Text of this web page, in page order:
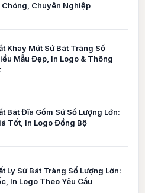
Chuyên Nghiệp
Khay Mứt Sứ Bát Tràng Số
Mẫu Đẹp, In Logo & Thông
Bát Đĩa Gốm Sứ Số Lượng Lớn:
Tốt, In Logo Đồng Bộ
Ly Sứ Bát Tràng Số Lượng Lớn:
In Logo Theo Yêu Cầu